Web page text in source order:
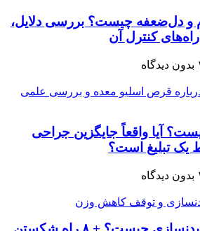
دل‌ضعفه چیست؟ بررسی دلایل،
کنترل آن
بدون دیدگاه
آیا واقعاً جایگزین جراحی
یک تبلیغ است؟
بدون دیدگاه